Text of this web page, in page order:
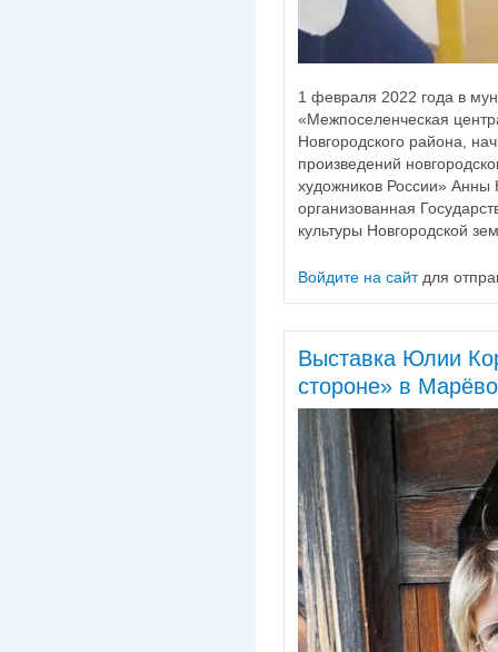
1 февраля 2022 года в
«Межпоселенческая
Новгородского района,
произведений
художников России» Анны
организованная
культуры Новгородской
Войдите на сайтдля
Выставка Юлии
стороне» в Марёво